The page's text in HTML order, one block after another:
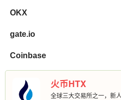
OKX
gate.io
Coinbase
火币HTX
全球三大交易所之一，新